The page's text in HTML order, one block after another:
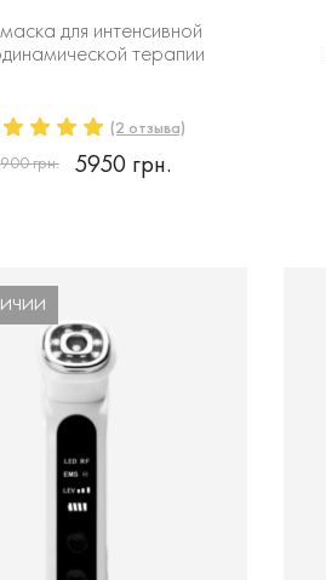
для интенсивной
терапии
(2 отзыва)
грн.
5950 грн.